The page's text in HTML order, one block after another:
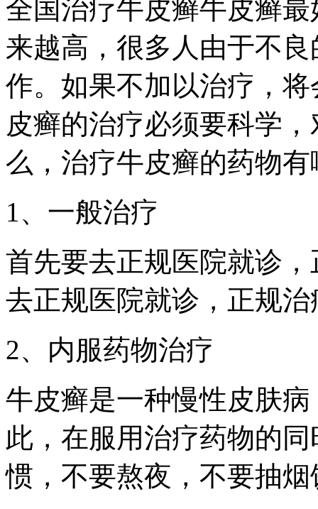
全国治疗牛皮癣牛皮癣
来越高，很多人由于不
作。如果不加以治疗，
皮癣的治疗必须要科学
么，治疗牛皮癣的药物
1、一般治疗
首先要去正规医院就诊
去正规医院就诊，正规
2、内服药物治疗
牛皮癣是一种慢性皮肤
此，在服用治疗药物的
惯，不要熬夜，不要抽烟